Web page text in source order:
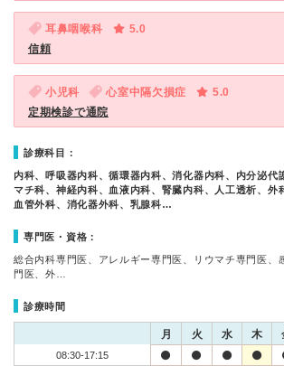
耳鼻咽喉科
5.0
信頼
小児科 心室中隔欠損症
5.0
定期検診で通院
診療科目：
内科、呼吸器内科、循環器内科、消化器内科、内分泌代
マチ科、神経内科、血液内科、腎臓内科、人工透析、外
血管外科、消化器外科、乳腺科…
専門医・資格：
総合内科専門医、アレルギー専門医、リウマチ専門医、
門医、外…
診療時間
月 火 水 木
08:30-17:15